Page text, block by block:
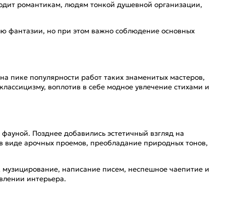
романтикам, людям тонкой душевной организации,
фантазии, но при этом важно соблюдение основных
пике популярности работ таких знаменитых мастеров,
воплотив в себе модное увлечение стихами и
Позднее добавились эстетичный взгляд на
виде арочных проемов, преобладание природных тонов,
написание писем, неспешное чаепитие и
интерьера.